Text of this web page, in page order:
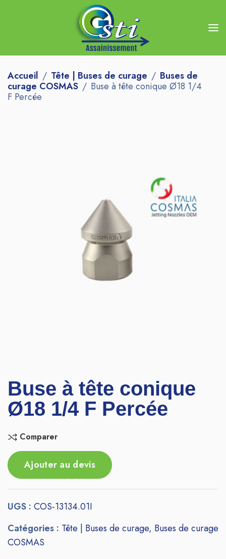
Accueil Tête | Buses de curage
Buses de
curage COSMAS
Buse à tête conique Ø18 1/4
F Percée
Buse à tête conique
Ø18 1/4 F Percée
Comparer
Ajouter au devis
UGS : COS-13134.01I
Catégories : Tête | Buses de curage, Buses de curage
COSMAS